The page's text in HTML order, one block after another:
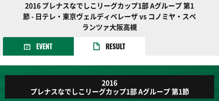
2016 プレナスなでしこリーグカップ1部 Aグループ 第1
節 - 日テレ・東京ヴェルディベレーザ vs コノミヤ・スペ
ランツァ大阪高槻
EVENT RESULT
2016
プレナスなでしこリーグカップ1部 Aグループ 第1節